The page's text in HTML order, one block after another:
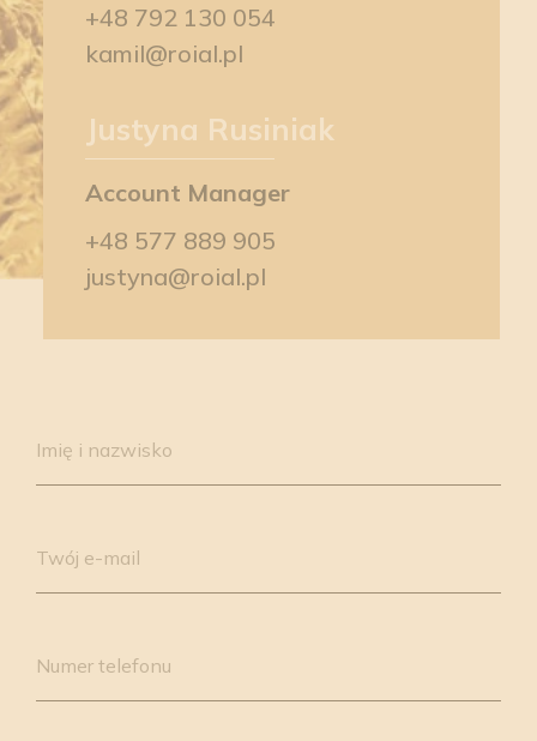
+48 792 130 054
kamil@roial.pl
Justyna Rusiniak
Account Manager
+48 577 889 905
justyna@roial.pl
this
field
Imię i nazwisko
Twój e-mail
Numer telefonu